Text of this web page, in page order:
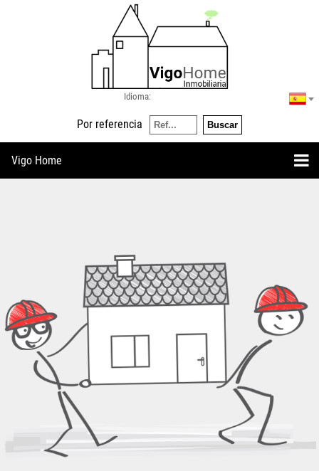
Idioma:
Vigo Home
Por referencia